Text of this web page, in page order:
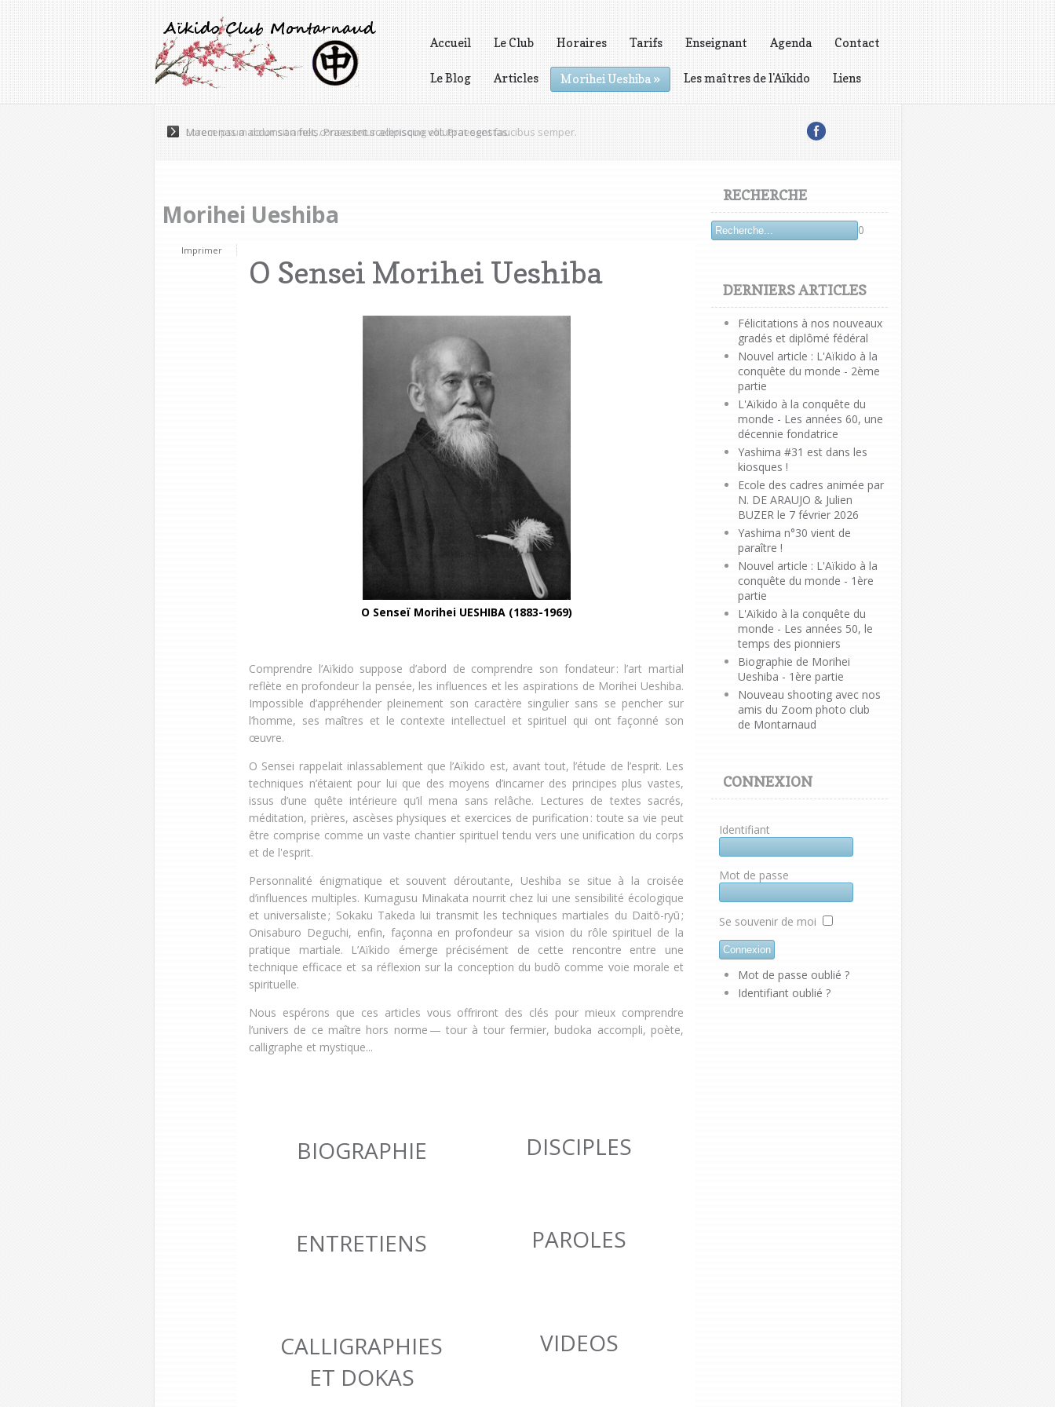
Accueil Le Club Horaires Tarifs Enseignant Agenda Contact
Le Blog Articles Morihei Ueshiba» Les maîtres de l'Aïkido Liens
Maecenas a accumsan felis. Praesent scelerisque volutpat egestas.
Morihei Ueshiba
Imprimer
O Sensei Morihei Ueshiba
O Senseï Morihei UESHIBA (1883-1969)
Comprendre l’Aïkido suppose d’abord de comprendre son fondateur : l’art martial
reflète en profondeur la pensée, les influences et les aspirations de Morihei Ueshiba.
Impossible d’appréhender pleinement son caractère singulier sans se pencher sur
l’homme, ses maîtres et le contexte intellectuel et spirituel qui ont façonné son
œuvre.
O Sensei rappelait inlassablement que l’Aïkido est, avant tout, l’étude de l’esprit. Les
techniques n’étaient pour lui que des moyens d’incarner des principes plus vastes,
issus d’une quête intérieure qu’il mena sans relâche. Lectures de textes sacrés,
méditation, prières, ascèses physiques et exercices de purification : toute sa vie peut
être comprise comme un vaste chantier spirituel tendu vers une unification du corps
et de l'esprit.
Personnalité énigmatique et souvent déroutante, Ueshiba se situe à la croisée
d’influences multiples. Kumagusu Minakata nourrit chez lui une sensibilité écologique
et universaliste ; Sokaku Takeda lui transmit les techniques martiales du Daitō-ryū ;
Onisaburo Deguchi, enfin, façonna en profondeur sa vision du rôle spirituel de la
pratique martiale. L’Aïkido émerge précisément de cette rencontre entre une
technique efficace et sa réflexion sur la conception du budō comme voie morale et
spirituelle.
Nous espérons que ces articles vous offriront des clés pour mieux comprendre
l’univers de ce maître hors norme — tour à tour fermier, budoka accompli, poète,
calligraphe et mystique...
BIOGRAPHIE DISCIPLES
ENTRETIENS PAROLES
CALLIGRAPHIES
ET DOKAS
VIDEOS
RECHERCHE
0
DERNIERS ARTICLES
Félicitations à nos nouveaux
gradés et diplômé fédéral
Nouvel article : L'Aïkido à la
conquête du monde - 2ème
partie
L'Aïkido à la conquête du
monde - Les années 60, une
décennie fondatrice
Yashima #31 est dans les
kiosques !
Ecole des cadres animée par
N. DE ARAUJO & Julien
BUZER le 7 février 2026
Yashima n°30 vient de
paraître !
Nouvel article : L'Aïkido à la
conquête du monde - 1ère
partie
L'Aïkido à la conquête du
monde - Les années 50, le
temps des pionniers
Biographie de Morihei
Ueshiba - 1ère partie
Nouveau shooting avec nos
amis du Zoom photo club
de Montarnaud
CONNEXION
Identifiant
Mot de passe
Se souvenir de moi
Mot de passe oublié ?
Identifiant oublié ?